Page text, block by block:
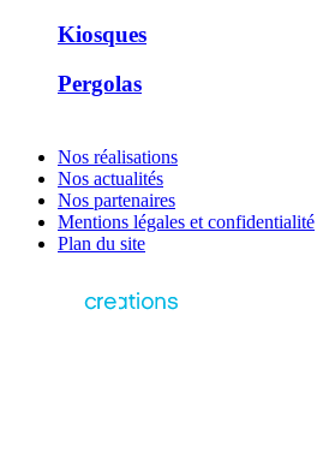
Kiosques
Pergolas
Nos réalisations
Nos actualités
Nos partenaires
Mentions légales et confidentialité
Plan du site